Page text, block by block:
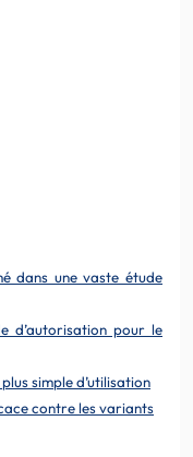
dans une vaste étude
d’autorisation pour le
simple d’utilisation
contre les variants